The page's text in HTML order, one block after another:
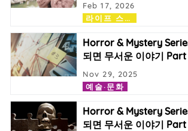
라
이프 스타일
Feb 17, 2026
Horror & Mystery
되면 무서운 이야기
예술·문화
Nov 29, 2025
Horror & Mystery
되면 무서운 이야기